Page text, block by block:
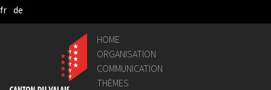
Pular para o Conteúdo principal
fr de
HOME
ORGANISATION
COMMUNICATION
THÈMES